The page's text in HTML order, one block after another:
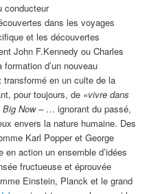
conducteur
dans les voyages
et les découvertes
John F.Kennedy ou Charles
d’un nouveau
transformé en un culte de la
pour toujours, de «vivre dans
Big Now – … ignorant du passé,
envers la nature humaine. Des
Karl Popper et George
action un ensemble d’idées
fructueuse et éprouvée
Einstein, Planck et le grand